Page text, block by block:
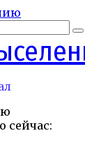
сейчас: